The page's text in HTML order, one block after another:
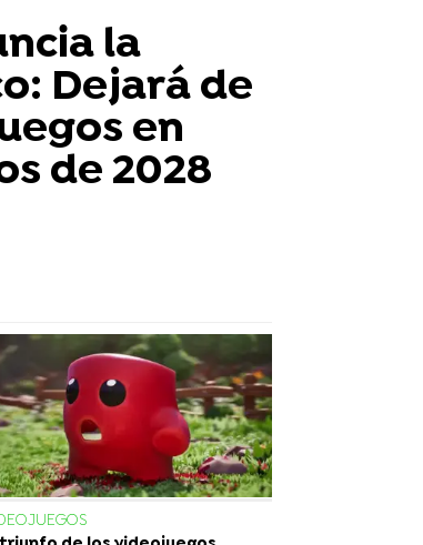
la
Dejará de
en
de 2028